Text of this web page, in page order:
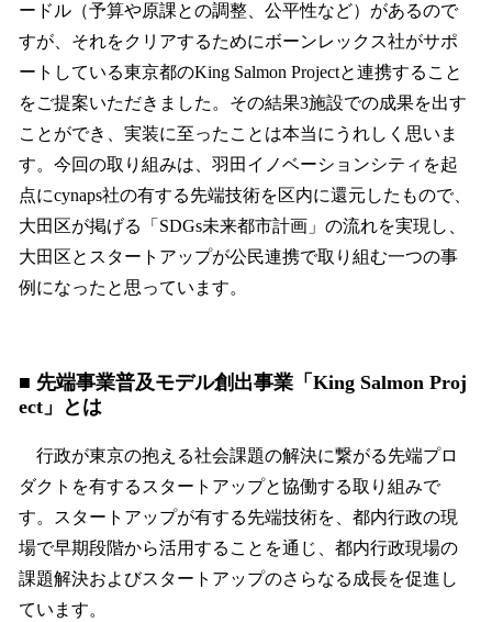
ードル（予算や原課との調整、公平性など）があるので
すが、それをクリアするためにボーンレックス社がサポ
ートしている東京都のKing Salmon Projectと連携すること
をご提案いただきました。その結果3施設での成果を出す
ことができ、実装に至ったことは本当にうれしく思いま
す。今回の取り組みは、羽田イノベーションシティを起
点にcynaps社の有する先端技術を区内に還元したもので、
大田区が掲げる「SDGs未来都市計画」の流れを実現し、
大田区とスタートアップが公民連携で取り組む一つの事
例になったと思っています。
■ 先端事業普及モデル創出事業「King Salmon Proj
ect」とは
行政が東京の抱える社会課題の解決に繋がる先端プロ
ダクトを有するスタートアップと協働する取り組みで
す。スタートアップが有する先端技術を、都内行政の現
場で早期段階から活用することを通じ、都内行政現場の
課題解決およびスタートアップのさらなる成長を促進し
ています。